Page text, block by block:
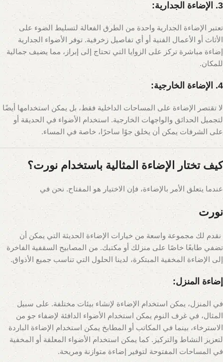
3. الإضاءة الجدارية:
تعتبر الإضاءة الجدارية واحدة من الطرق الفعالة لتسليط الضوء على
الأثاث أو الأعمال الفنية أو أي تفاصيل زخرفية. توفر الأضواء الجدارية
إضاءة مباشرة تركز على الزوايا التي تحتاج إلى إبراز، مما يضيف جمالية
للمكان.
4. الإضاءة الخارجية:
لا تقتصر الإضاءة على المساحات الداخلية فقط، بل يمكن استخدامها أيضًا
لتجميل الحدائق والواجهات الخارجية. استخدام الأضواء في الحديقة أو
على الشرفات يمكن أن يخلق جوًا ساحرًا، خاصة في المساء.
كيف تختار الإضاءة المثالية باستخدام نورت؟
عندما يتعلق الأمر بالإضاءة، فإن الاختيار هو المفتاح. نحن في
نورت
نقدم لك مجموعة واسعة من خيارات الإضاءة الحديثة التي يمكن أن
تضفي طابعًا خاصًا على منزلك أو مكتبك. من المصابيح السقفية الفاخرة
إلى الإضاءة المخفية المبتكرة، لدينا الحلول التي تناسب جميع الأذواق.
إضاءة المنزل:
في المنزل، يمكن استخدام الإضاءة لإنشاء بيئات مختلفة. على سبيل
المثال، في غرف النوم يمكن استخدام الأضواء الدافئة لإضفاء جو من
الاسترخاء، بينما في المكاتب أو المطابخ يمكن استخدام الإضاءة الباردة
لتعزيز النشاط والتركيز. كما يمكن استخدام الأضواء المعلقة أو المخفية
في المساحات المفتوحة لتوفير إضاءة متوازنة ومريحة.